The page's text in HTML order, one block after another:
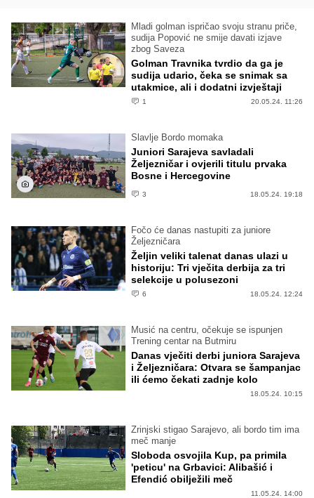
Mladi golman ispričao svoju stranu priče,
sudija Popović ne smije davati izjave
zbog Saveza
Golman Travnika tvrdio da ga je
sudija udario, čeka se snimak sa
utakmice, ali i dodatni izvještaji
1 20.05.24. 11:26
Slavlje Bordo momaka
Juniori Sarajeva savladali
Željezničar i ovjerili titulu prvaka
Bosne i Hercegovine
3 18.05.24. 19:18
Fočo će danas nastupiti za juniore
Željezničara
Željin veliki talenat danas ulazi u
historiju: Tri vječita derbija za tri
selekcije u polusezoni
6 18.05.24. 12:24
Musić na centru, očekuje se ispunjen
Trening centar na Butmiru
Danas vječiti derbi juniora Sarajeva
i Željezničara: Otvara se šampanjac
ili ćemo čekati zadnje kolo
18.05.24. 10:15
Zrinjski stigao Sarajevo, ali bordo tim ima
meč manje
Sloboda osvojila Kup, pa primila
'peticu' na Grbavici: Alibašić i
Efendić obilježili meč
11.05.24. 14:00